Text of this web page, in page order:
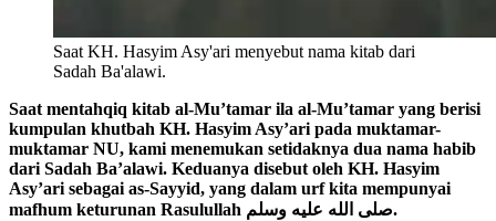
Saat KH. Hasyim Asy'ari menyebut nama kitab dari
Sadah Ba'alawi.
Saat mentahqiq kitab al-Mu’tamar ila al-Mu’tamar yang berisi
kumpulan khutbah KH. Hasyim Asy’ari pada muktamar-
muktamar NU, kami menemukan setidaknya dua nama habib
dari Sadah Ba’alawi. Keduanya disebut oleh KH. Hasyim
Asy’ari sebagai as-Sayyid, yang dalam urf kita mempunyai
mafhum keturunan Rasulullah صلى الله عليه وسلم.